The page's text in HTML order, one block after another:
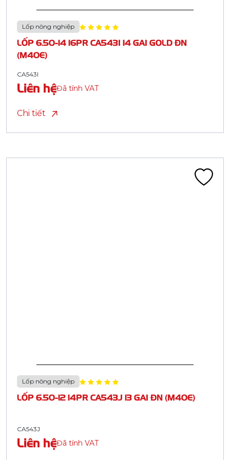
Lốp nông nghiệp
LỐP 6.50-14 16PR CA543I 14 GAI GOLD ĐN
(M40E)
CA543I
Liên hệĐã tính VAT
Chi tiết
Lốp nông nghiệp
LỐP 6.50-12 14PR CA543J 13 GAI ĐN (M40E)
CA543J
Liên hệĐã tính VAT